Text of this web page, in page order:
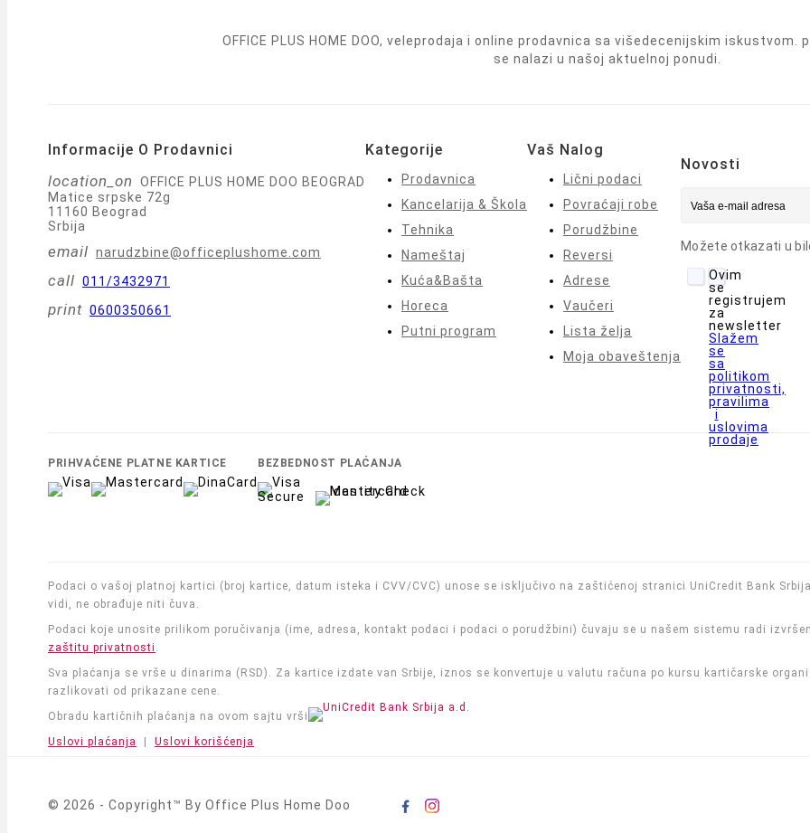
OFFICE PLUS HOME DOO, veleprodaja i online prodavnica sa višedecenijskim
se nalazi u našoj aktuelnoj ponudi.
Informacije O Prodavnici
location_on
OFFICE PLUS HOME DOO BEOGRAD
Matice srpske 72g
11160 Beograd
Srbija
email narudzbine@officeplushome.com
call 011/3432971
print 0600350661
Kategorije
Prodavnica
Kancelarija & Škola
Tehnika
Nameštaj
Kuća&Bašta
Horeca
Putni program
Vaš Nalog
Lični podaci
Povraćaji robe
Porudžbine
Reversi
Adrese
Vaučeri
Lista želja
Moja obaveštenja
Novosti
Možete otkazati u
Ovim
se
registrujem
za
newsletter
Slažem
se
sa
politikom
privatnosti,
pravilima
i
uslovima
prodaje
PRIHVAĆENE PLATNE KARTICE BEZBEDNOST PLAĆANJA
Podaci o vašoj platnoj kartici (broj kartice, datum isteka i CVV/CVC) unose se isključivo na zaštićenoj stranici UniCredit Bank
vidi, ne obrađuje niti čuva.
Podaci koje unosite prilikom poručivanja (ime, adresa, kontakt podaci i podaci o porudžbini) čuvaju se u našem sistemu radi
zaštitu privatnosti
Sva plaćanja se vrše u dinarima (RSD). Za kartice izdate van Srbije, iznos se konvertuje u valutu računa po kursu kartičarske
razlikovati od prikazane cene.
Obradu kartičnih plaćanja na ovom sajtu vrši
Uslovi plaćanja
| Uslovi korišćenja
© 2026 - Copyright™ By Office Plus Home Doo